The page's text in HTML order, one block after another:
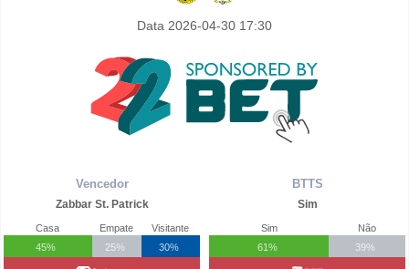
Data 2026-04-30 17:30
Vencedor
Zabbar St. Patrick
Casa
45%
Empate
25%
Visitante
30%
BTTS
Sim
Sim
61%
Não
39%